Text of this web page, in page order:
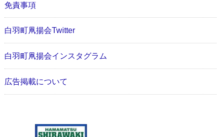
免責事項
白羽町凧揚会Twitter
白羽町凧揚会インスタグラム
広告掲載について